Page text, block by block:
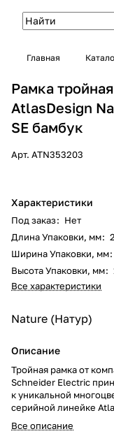
Главная
Рамка тройная
AtlasDesign
SE бамбук
Арт. ATN353203
Характеристики
Под заказ: Нет
Длина Упаковки, мм:
Ширина Упаковки, мм:
Высота Упаковки, мм:
Все характеристики
Nature (Натур)
Описание
Тройная рамка от
Schneider Electric
к уникальной
серийной линейке
Nature, которую
строгие линии,
Все описание